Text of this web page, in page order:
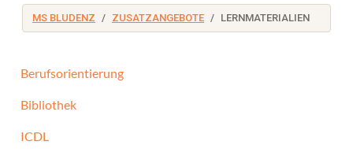
MS BLUDENZ ZUSATZANGEBOTE LERNMATERIALIEN
Berufsorientierung
Bibliothek
ICDL